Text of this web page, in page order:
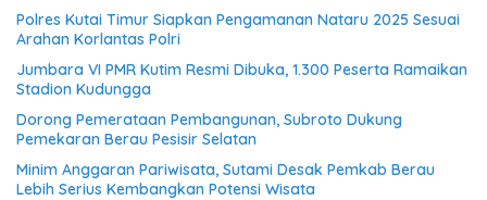
Polres Kutai Timur Siapkan Pengamanan Nataru 2025 Sesuai
Arahan Korlantas Polri
Jumbara VI PMR Kutim Resmi Dibuka, 1.300 Peserta Ramaikan
Stadion Kudungga
Dorong Pemerataan Pembangunan, Subroto Dukung
Pemekaran Berau Pesisir Selatan
Minim Anggaran Pariwisata, Sutami Desak Pemkab Berau
Lebih Serius Kembangkan Potensi Wisata